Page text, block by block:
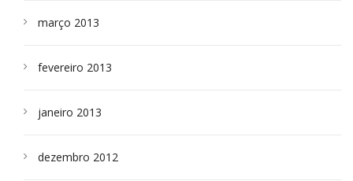
março 2013
fevereiro 2013
janeiro 2013
dezembro 2012